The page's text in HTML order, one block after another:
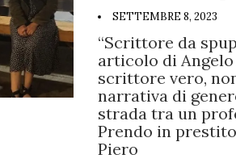
SETTEMBRE 8, 2023
“Scrittore da
articolo di Angelo
scrittore vero,
narrativa di
strada tra un
Prendo in
Piero